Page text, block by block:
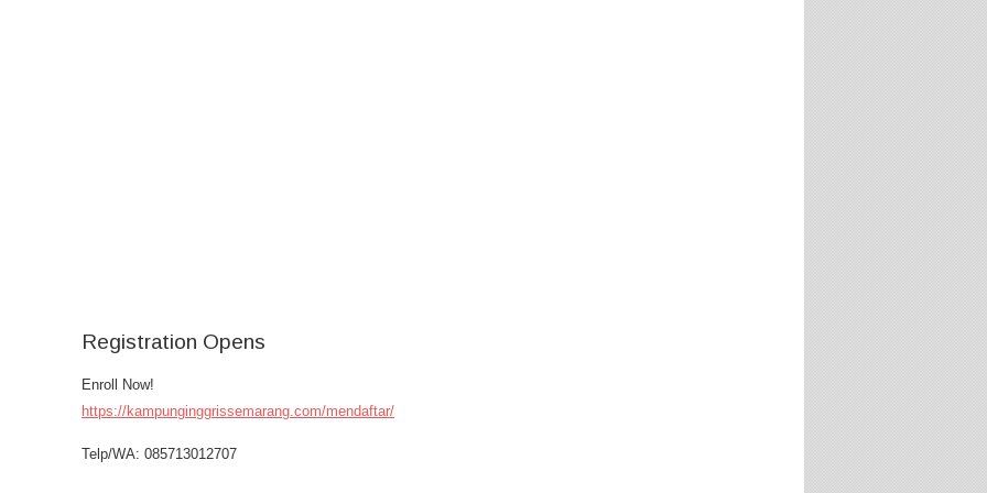
Registration Opens
Enroll Now!
https://kampunginggrissemarang.com/mendaftar/
Telp/WA: 085713012707